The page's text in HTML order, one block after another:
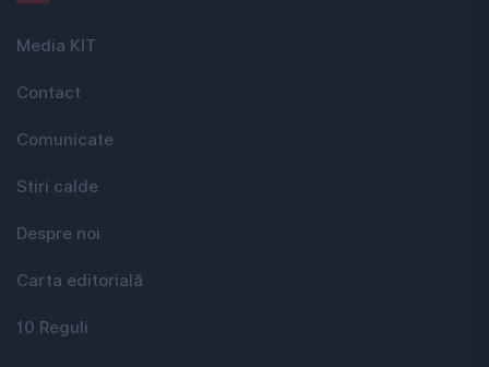
Media KIT
Contact
Comunicate
Stiri calde
Despre noi
Carta editorială
10 Reguli